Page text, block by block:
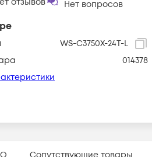
WS-C3750X-24T-L
014378
Нет вопросов